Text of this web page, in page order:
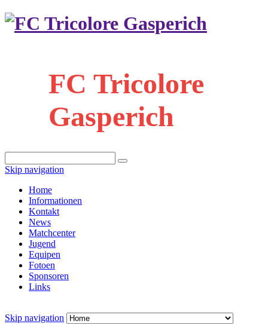
FC Tricolore
Gasperich
Skip navigation
Home
Informationen
Kontakt
News
Matchcenter
Jugend
Equipen
Fotoen
Sponsoren
Links
Skip navigation